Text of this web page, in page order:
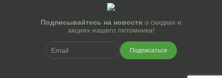
Подписывайтесь на новости о скидках и
акциях нашего питомника!
Подписаться